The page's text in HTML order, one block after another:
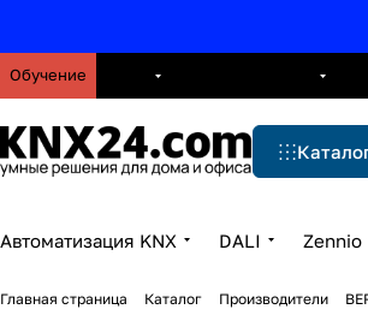
Обучение
Автоматизация KNX DALI Zennio
Главная страница Каталог Производители